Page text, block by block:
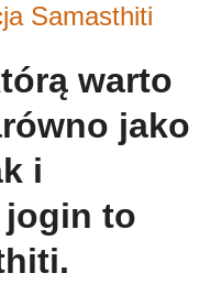
Samasthiti
warto
jako
i
jogin to